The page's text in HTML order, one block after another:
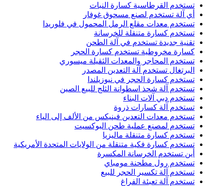
تستخدم القرطاسية كسارة النبات
أي آلة تستخدم لصنع مسحوق غوفار
تستخدم معدات مقلع الرمل المحمول في فلوريدا
تستخدم كسارة متنقلة للخرسانة
تقنية جديدة تستخدم في آلة الطحن
كسارة مخروطية تستخدم كسارة الحجر
تستخدم المحاجر والمعدات الثقيلة ميسوري
البرتغال تستخدم آلة التعدين المصدر
تستخدم كسارة الحجر في نيوزيلندا
تستخدم آلة شحذ اسطوانة الثلج للبيع الصين
تستخدم دبي آلات البناء
تستخدم آلة كسارات ذروة
تستخدم معدات التعدين فينيكس من الألف إلى الياء
تستخدم لمصنع عملية طحن البوكسيت
تستخدم كسارة متنقلة ماليزيا
تستخدم كسارة فكية متنقلة من الولايات المتحدة الأمريكية
أين تستخدم الخرسانة المكسرة
تستخدم رول مطحنة مومباي
تستخدم آلة تكسير الحجر للبيع
تستخدم آلة تعبئة الفراغ